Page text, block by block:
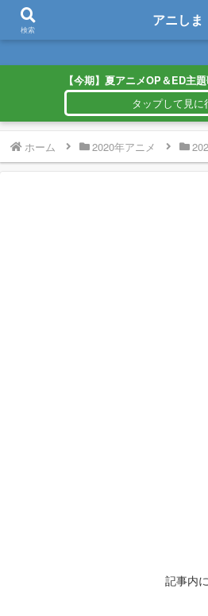
アニしま
【今期】夏アニメOP＆ED主
ホーム 2020年アニメ
記事内
検索
アニしま